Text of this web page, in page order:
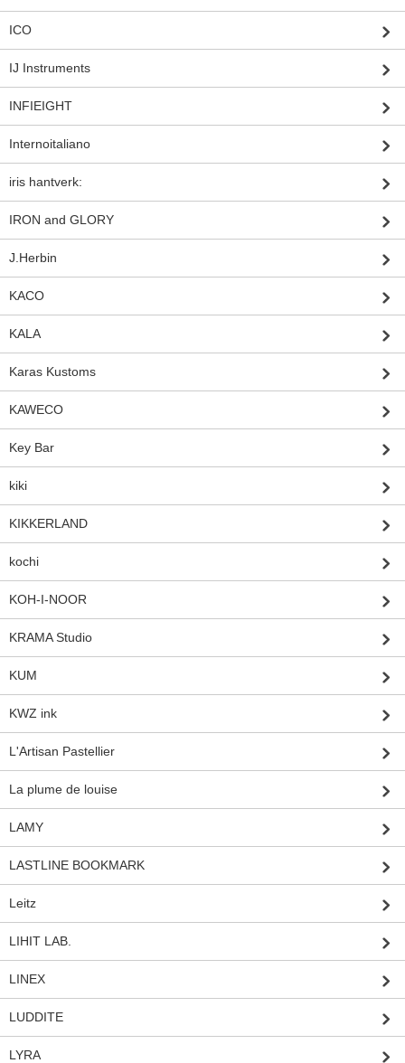
ICO
IJ Instruments
INFIEIGHT
Internoitaliano
iris hantverk:
IRON and GLORY
J.Herbin
KACO
KALA
Karas Kustoms
KAWECO
Key Bar
kiki
KIKKERLAND
kochi
KOH-I-NOOR
KRAMA Studio
KUM
KWZ ink
L'Artisan Pastellier
La plume de louise
LAMY
LASTLINE BOOKMARK
Leitz
LIHIT LAB.
LINEX
LUDDITE
LYRA